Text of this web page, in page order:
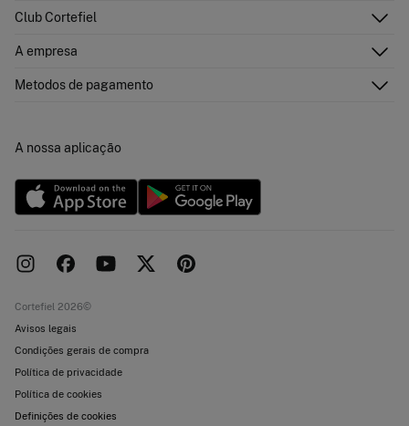
Direções de envio
Cartão Presente Online
Cartão de pagamento
Perguntas frequentes
Trocas, devoluções e desistência
Club Cortefiel
A empresa
Trabalha connosco
Metodos de pagamento
A nossa aplicação
Cortefiel 2026©
Avisos legais
Condições gerais de compra
Política de privacidade
Política de cookies
Definições de cookies